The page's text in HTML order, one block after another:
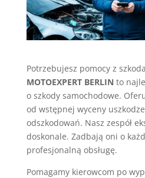
Potrzebujesz pomocy z
MOTOEXPERT BERLIN to
o szkody samochodowe.
od wstępnej wyceny
odszkodowań. Nasz zespół
doskonale. Zadbają oni o
profesjonalną obsługę.
Pomagamy kierowcom po